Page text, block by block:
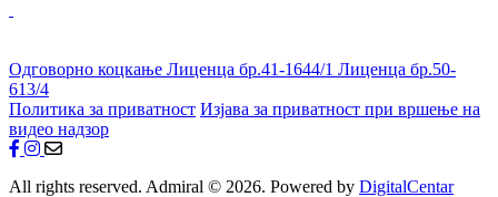
Одговорно коцкање Лиценца бр.41-1644/1 Лиценца бр.50-
613/4
Политика за приватност Изјава за приватност при вршење на
видео надзор
All rights reserved. Admiral © 2026. Powered by DigitalCentar